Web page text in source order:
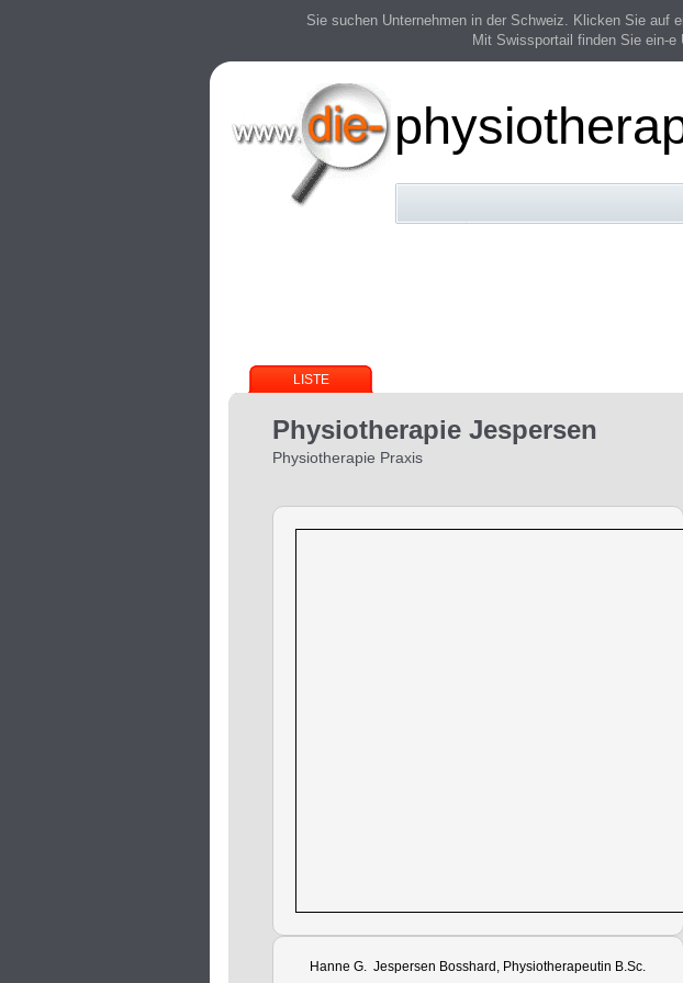
Sie suchen Unternehmen in der Schweiz. Klicken Sie auf
Mit Swissportail finden Sie ein-
LISTE
Physiotherapie Jespersen
Physiotherapie Praxis
Hanne G. Jespersen Bosshard, Physiotherapeutin B.Sc.